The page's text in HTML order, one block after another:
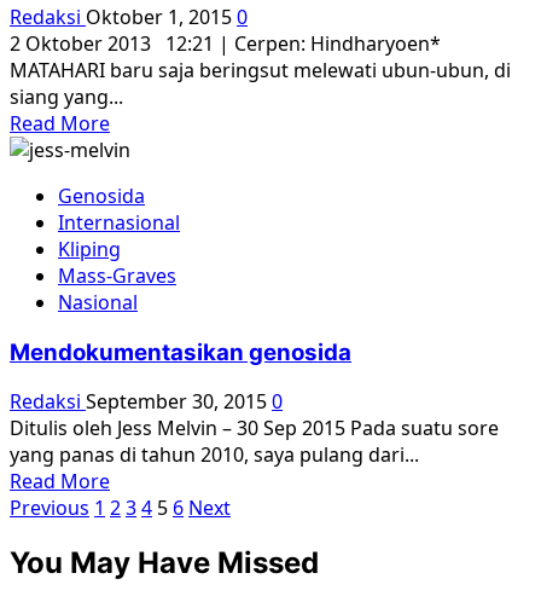
Anti-
PKI
Redaksi Oktober 1, 20150
2 Oktober 2013 12:21 | Cerpen: Hindharyoen*
MATAHARI baru saja beringsut melewati ubun-ubun, di
siang yang...
Read MoreRead
more
Sepotong
Daun
Telinga
Genosida
Internasional
Kliping
Mass-Graves
Nasional
Mendokumentasikan genosida
Redaksi September 30, 20150
Ditulis oleh Jess Melvin – 30 Sep 2015 Pada suatu sore
yang panas di tahun 2010, saya pulang dari...
Read MoreRead
more
Mendokumentasikan
genosida
Paginasi
pos
Previous 1 234 5 6 Next
You May Have Missed